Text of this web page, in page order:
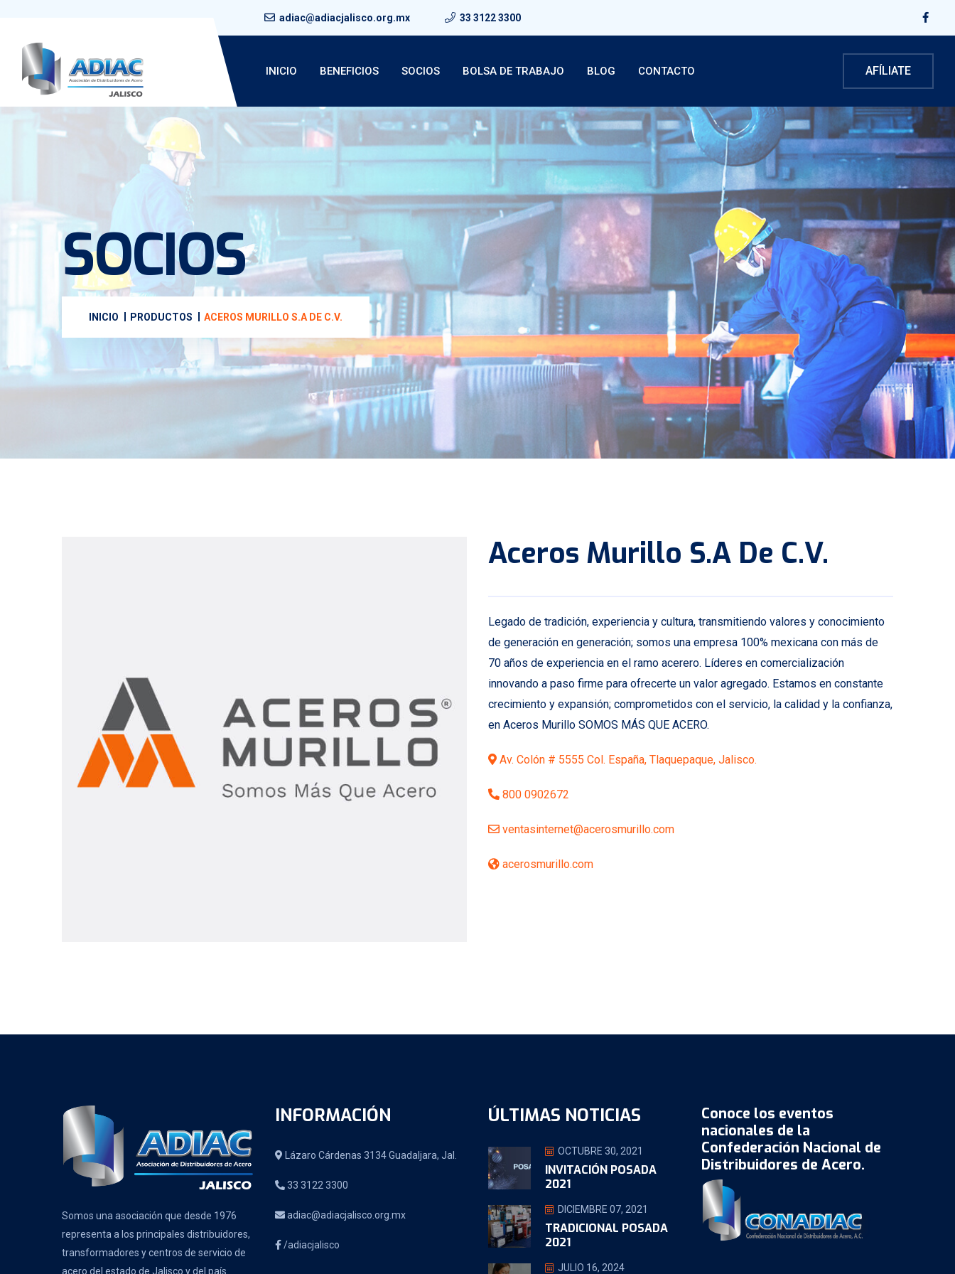
adiac@adiacjalisco.org.mx 33 3122 3300
AFÍLIATE
INICIO BENEFICIOS SOCIOS BOLSA DE TRABAJO BLOG CONTACTO
SOCIOS
INICIO PRODUCTOS ACEROS MURILLO S.A DE C.V.
Aceros Murillo S.A De C.V.
Legado de tradición, experiencia y cultura, transmitiendo valores y conocimiento
de generación en generación; somos una empresa 100% mexicana con más de
70 años de experiencia en el ramo acerero. Líderes en comercialización
innovando a paso firme para ofrecerte un valor agregado. Estamos en constante
crecimiento y expansión; comprometidos con el servicio, la calidad y la confianza,
en Aceros Murillo SOMOS MÁS QUE ACERO.
Av. Colón # 5555 Col. España, Tlaquepaque, Jalisco.
800 0902672
ventasinternet@acerosmurillo.com
acerosmurillo.com
Somos una asociación que desde 1976
representa a los principales distribuidores,
transformadores y centros de servicio de
acero del estado de Jalisco y del país.
INFORMACIÓN
Lázaro Cárdenas 3134 Guadaljara, Jal.
33 3122 3300
adiac@adiacjalisco.org.mx
/adiacjalisco
ÚLTIMAS NOTICIAS
OCTUBRE 30, 2021
INVITACIÓN POSADA
2021
DICIEMBRE 07, 2021
TRADICIONAL POSADA
2021
JULIO 16, 2024
Conoce los eventos
nacionales de la
Confederación Nacional de
Distribuidores de Acero.